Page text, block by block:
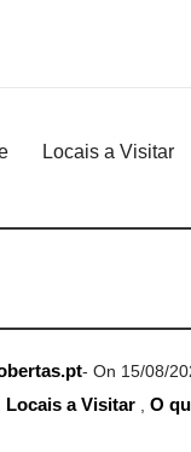
Locais a Visitar
- On 15/08/
Locais a Visitar O